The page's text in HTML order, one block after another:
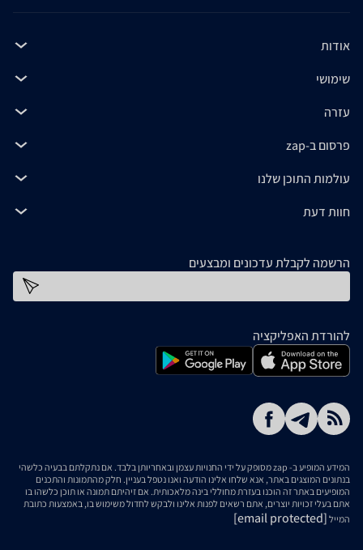
אודות
שימושי
עזרה
פרסום ב-zap
עולמות התוכן שלנו
חוות דעת
הרשמה לקבלת עדכונים ומבצעים
להורדת האפליקציה
המידע המופיע ב- zap מסופק על ידי החנויות עצמן ובאחריותן בלבד. אם נתקלתם בבעיה כלשהי
בנתונים המוצגים באתר, אנא שלחו אלינו הודעה ואנו נטפל בעניין. חלק מהתמונות והתכנים
המופיעים באתר זה הוכנו בעזרת מחוללי בינה מלאכותית. אם זיהיתם תמונה או תוכן כלשהו בו
אתם בעלי זכויות יוצרים, אתם רשאים לפנות אלינו ולבקש לחדול משימוש בו, באמצעות כתובת
המייל [email protected]